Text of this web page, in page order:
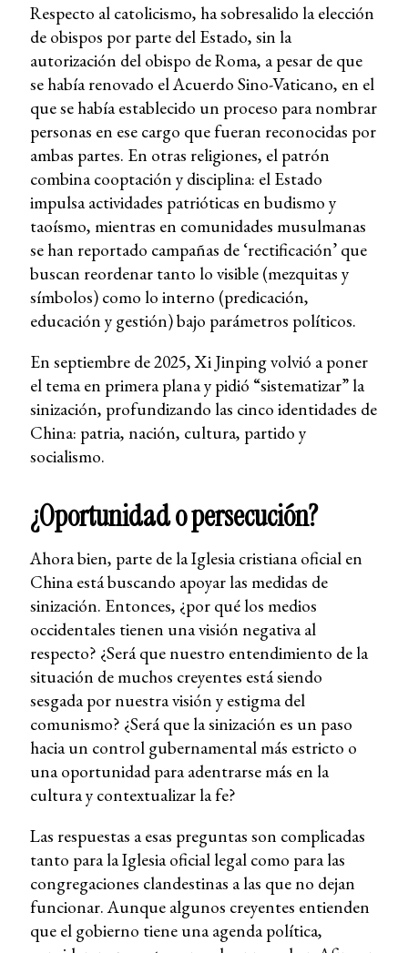
Respecto al catolicismo, ha sobresalido la elección
de obispos por parte del Estado, sin la
autorización del obispo de Roma, a pesar de que
se había renovado el Acuerdo Sino-Vaticano, en el
que se había establecido un proceso para nombrar
personas en ese cargo que fueran reconocidas por
ambas partes. En otras religiones, el patrón
combina cooptación y disciplina: el Estado
impulsa actividades patrióticas en budismo y
taoísmo, mientras en comunidades musulmanas
se han reportado campañas de ‘rectificación’ que
buscan reordenar tanto lo visible (mezquitas y
símbolos) como lo interno (predicación,
educación y gestión) bajo parámetros políticos.
En septiembre de 2025, Xi Jinping volvió a poner
el tema en primera plana y pidió “sistematizar” la
sinización, profundizando las cinco identidades de
China: patria, nación, cultura, partido y
socialismo.
¿Oportunidad o persecución?
Ahora bien, parte de la Iglesia cristiana oficial en
China está buscando apoyar las medidas de
sinización. Entonces, ¿por qué los medios
occidentales tienen una visión negativa al
respecto? ¿Será que nuestro entendimiento de la
situación de muchos creyentes está siendo
sesgada por nuestra visión y estigma del
comunismo? ¿Será que la sinización es un paso
hacia un control gubernamental más estricto o
una oportunidad para adentrarse más en la
cultura y contextualizar la fe?
Las respuestas a esas preguntas son complicadas
tanto para la Iglesia oficial legal como para las
congregaciones clandestinas a las que no dejan
funcionar. Aunque algunos creyentes entienden
que el gobierno tiene una agenda política,